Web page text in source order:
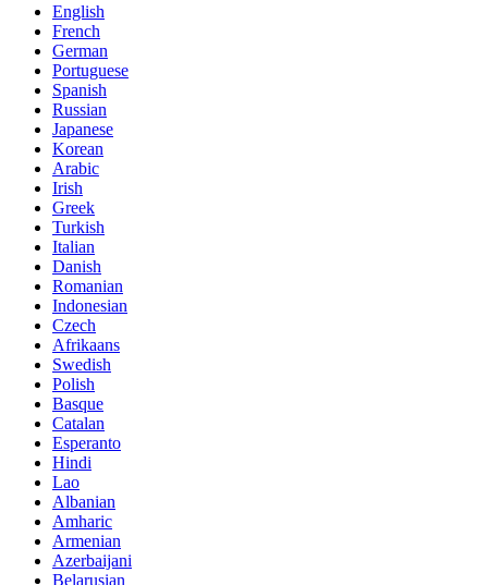
English
French
German
Portuguese
Spanish
Russian
Japanese
Korean
Arabic
Irish
Greek
Turkish
Italian
Danish
Romanian
Indonesian
Czech
Afrikaans
Swedish
Polish
Basque
Catalan
Esperanto
Hindi
Lao
Albanian
Amharic
Armenian
Azerbaijani
Belarusian